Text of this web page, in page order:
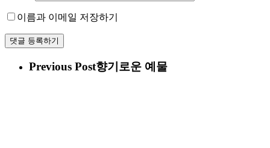
이름과 이메일 저장하기
Previous Post향기로운 예물